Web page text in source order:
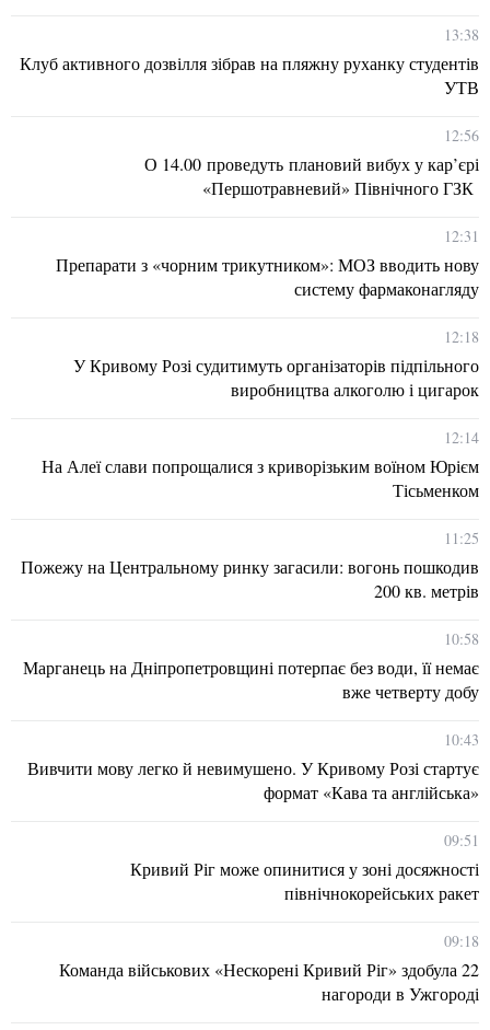
13:38
Клуб активного дозвілля зібрав на пляжну руханку студентів
УТВ
12:56
О 14.00 проведуть плановий вибух у кар’єрі
«Першотравневий» Північного ГЗК
12:31
Препарати з «чорним трикутником»: МОЗ вводить нову
систему фармаконагляду
12:18
У Кривому Розі судитимуть організаторів підпільного
виробництва алкоголю і цигарок
12:14
На Алеї слави попрощалися з криворізьким воїном Юрієм
Тісьменком
11:25
Пожежу на Центральному ринку загасили: вогонь пошкодив
200 кв. метрів
10:58
Марганець на Дніпропетровщині потерпає без води, її немає
вже четверту добу
10:43
Вивчити мову легко й невимушено. У Кривому Розі стартує
формат «Кава та англійська»
09:51
Кривий Ріг може опинитися у зоні досяжності
північнокорейських ракет
09:18
Команда військових «Нескорені Кривий Ріг» здобула 22
нагороди в Ужгороді